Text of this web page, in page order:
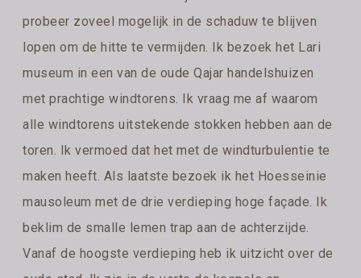
probeer zoveel mogelijk in de schaduw te blijven
lopen om de hitte te vermijden. Ik bezoek het Lari
museum in een van de oude Qajar handelshuizen
met prachtige windtorens. Ik vraag me af waarom
alle windtorens uitstekende stokken hebben aan de
toren. Ik vermoed dat het met de windturbulentie te
maken heeft. Als laatste bezoek ik het Hoesseinie
mausoleum met de drie verdieping hoge façade. Ik
beklim de smalle lemen trap aan de achterzijde.
Vanaf de hoogste verdieping heb ik uitzicht over de